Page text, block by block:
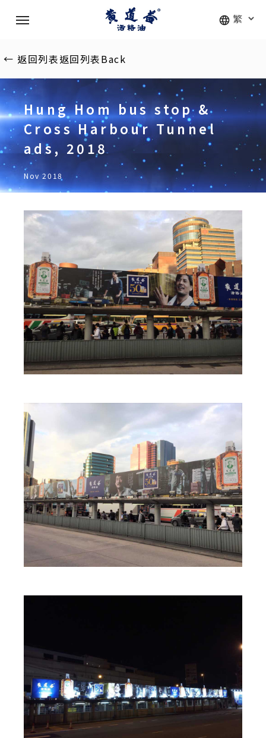
content
Menu
← 返回列表返回列表Back
Hung Hom bus stop &
Cross Harbour Tunnel
ads, 2018
Nov 2018